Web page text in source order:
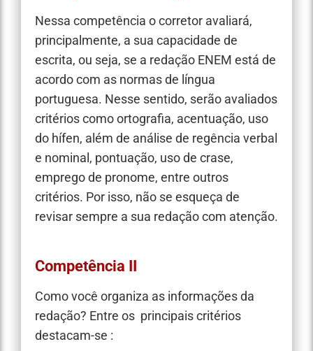
Nessa competência o corretor avaliará,
principalmente, a sua capacidade de
escrita, ou seja, se a redação ENEM está de
acordo com as normas de língua
portuguesa. Nesse sentido, serão avaliados
critérios como ortografia, acentuação, uso
do hífen, além de análise de regência verbal
e nominal, pontuação, uso de crase,
emprego de pronome, entre outros
critérios. Por isso, não se esqueça de
revisar sempre a sua redação com atenção.
Competência II
Como você organiza as informações da
redação? Entre os principais critérios
destacam-se :